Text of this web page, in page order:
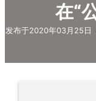
在“
发布于2020年03月25日